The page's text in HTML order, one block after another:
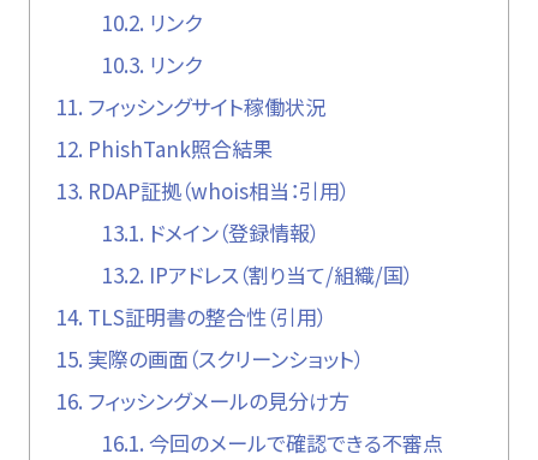
10.2. リンク
10.3. リンク
11. フィッシングサイト稼働状況
12. PhishTank照合結果
13. RDAP証拠（whois相当：引用）
13.1. ドメイン（登録情報）
13.2. IPアドレス（割り当て/組織/国）
14. TLS証明書の整合性（引用）
15. 実際の画面（スクリーンショット）
16. フィッシングメールの見分け方
16.1. 今回のメールで確認できる不審点